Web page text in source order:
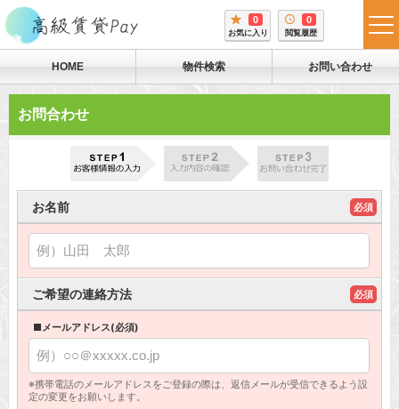
0
お気に入り
0
閲覧履歴
HOME 物件検索 お問い合わせ
お問合わせ
お名前 必須
ご希望の連絡方法 必須
■メールアドレス(必須)
※携帯電話のメールアドレスをご登録の際は、返信メールが受信できるよう設
定の変更をお願いします。